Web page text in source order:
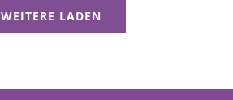
WEITERE LADEN